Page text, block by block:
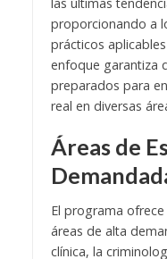
proporcionando a
prácticos
enfoque garantiza
preparados para
real en diversas
Áreas de
El programa
áreas de alta
clínica, la